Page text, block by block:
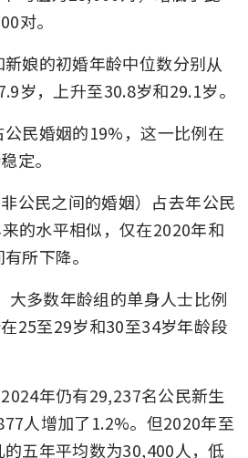
对。
娘的初婚年龄中位数分别从
岁，上升至30.8岁和29.1岁。
民婚姻的19%，这一比例在
定。
公民之间的婚姻）占去年公民
的水平相似，仅在2020年和
所下降。
大多数年龄组的单身人士比例
25至29岁和30至34岁年龄段
年仍有29,237名公民新生
人增加了1.2%。但2020年至
五年平均数为30,400人，低